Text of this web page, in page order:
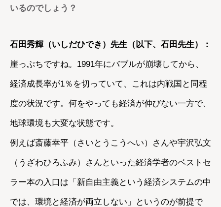
いるのでしょう？
石田秀輝（いしだひでき）先生（以下、石田先生）：
崖っぷちですね。1991年にバブルが崩壊してから、
経済成長率が1％を切っていて、これは内戦国と同程
度の状況です。何をやっても経済が伸びない一方で、
地球環境も大変な状態です。
例えば斎藤幸平（さいとうこうへい）さんや宇沢弘文
（うざわひろふみ）さんといった経済学者のベストセ
ラー本の入口は「新自由主義という経済システムの中
では、環境と経済が両立しない」というのが前提で